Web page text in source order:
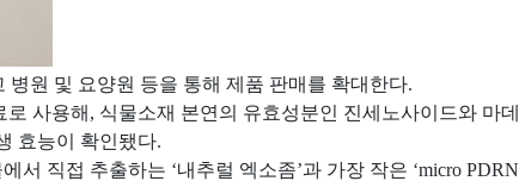
병원 및 요양원 등을 통해 제품 판매를 확대한다.
사용해, 식물소재 본연의 유효성분인 진세노사이드와 마
효능이 확인됐다.
직접 추출하는 ‘내추럴 엑소좀’과 가장 작은 ‘micro